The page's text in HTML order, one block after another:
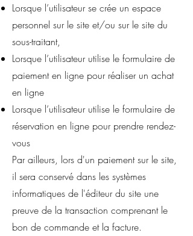
Lorsque l’utilisateur se crée un espace
personnel sur le site et/ou sur le site du
sous-traitant,
Lorsque l’utilisateur utilise le formulaire de
paiement en ligne pour réaliser un achat
en ligne
Lorsque l’utilisateur utilise le formulaire de
réservation en ligne pour prendre rendez-
vous
Par ailleurs, lors d'un paiement sur le site,
il sera conservé dans les systèmes
informatiques de l'éditeur du site une
preuve de la transaction comprenant le
bon de commande et la facture.